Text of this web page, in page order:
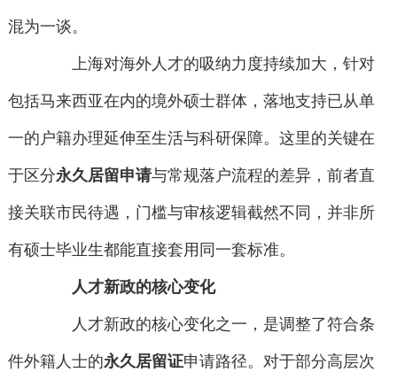
混为一谈。
上海对海外人才的吸纳力度持续加大，针对
包括马来西亚在内的境外硕士群体，落地支持已从单
一的户籍办理延伸至生活与科研保障。这里的关键在
于区分永久居留申请与常规落户流程的差异，前者直
接关联市民待遇，门槛与审核逻辑截然不同，并非所
有硕士毕业生都能直接套用同一套标准。
人才新政的核心变化
人才新政的核心变化之一，是调整了符合条
件外籍人士的永久居留证申请路径。对于部分高层次